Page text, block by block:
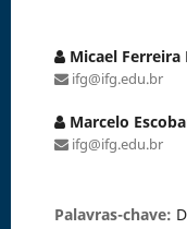
Micael Ferreira
ifg@ifg.edu.br
Marcelo
ifg@ifg.edu.br
Palavras-chave: